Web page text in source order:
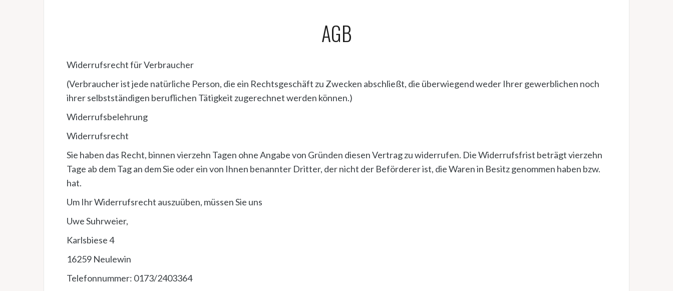
AGB
Widerrufsrecht für Verbraucher
(Verbraucher ist jede natürliche Person, die ein Rechtsgeschäft zu Zwecken abschließt, die überwiegend weder Ihrer gewerblichen noch
ihrer selbstständigen beruflichen Tätigkeit zugerechnet werden können.)
Widerrufsbelehrung
Widerrufsrecht
Sie haben das Recht, binnen vierzehn Tagen ohne Angabe von Gründen diesen Vertrag zu widerrufen. Die Widerrufsfrist beträgt vierzehn
Tage ab dem Tag an dem Sie oder ein von Ihnen benannter Dritter, der nicht der Beförderer ist, die Waren in Besitz genommen haben bzw.
hat.
Um Ihr Widerrufsrecht auszuüben, müssen Sie uns
Uwe Suhrweier,
Karlsbiese 4
16259 Neulewin
Telefonnummer: 0173/2403364